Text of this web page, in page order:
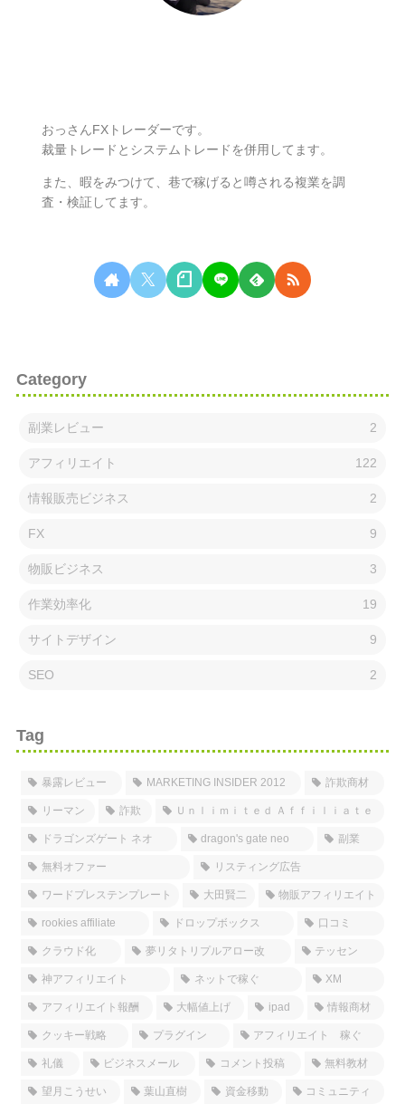
おっさんFXトレーダーです。
裁量トレードとシステムトレードを併用してます。
また、暇をみつけて、巷で稼げると噂される複業を調
査・検証してます。
Category
副業レビュー 2
アフィリエイト 122
情報販売ビジネス 2
FX 9
物販ビジネス 3
作業効率化 19
サイトデザイン 9
SEO 2
Tag
暴露レビュー MARKETING INSIDER 2012 詐欺商材
リーマン 詐欺 Ｕｎｌｉｍｉｔｅｄ Ａｆｆｉｌｉａｔｅ
ドラゴンズゲート ネオ dragon's gate neo 副業
無料オファー リスティング広告
ワードプレステンプレート 大田賢二 物販アフィリエイト
rookies affiliate ドロップボックス 口コミ
クラウド化 夢リタトリプルアロー改 テッセン
神アフィリエイト ネットで稼ぐ XM
アフィリエイト報酬 大幅値上げ ipad 情報商材
クッキー戦略 プラグイン アフィリエイト 稼ぐ
礼儀 ビジネスメール コメント投稿 無料教材
望月こうせい 葉山直樹 資金移動 コミュニティ